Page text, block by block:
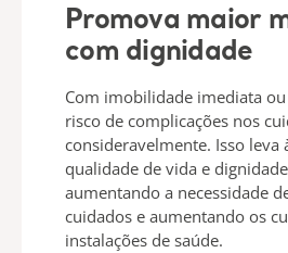
Promova maior
com dignidade
Com imobilidade imediata
risco de complicações nos
consideravelmente. Isso leva
qualidade de vida e
aumentando a necessidade
cuidados e aumentando os
instalações de saúde.